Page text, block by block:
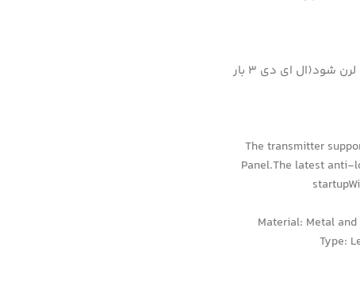
نحوه افزودن ریموت:دکمه لرن را فشار دهید تا ال ای دی نشانگر روشن شود. هر دکمه ای را روی ریموت فشار دهید تا ریموت بر روی گیرنده لرن شود(ال ای دی 3 بار
The transmitter
Panel.The latest anti-
Material: Metal
Type: